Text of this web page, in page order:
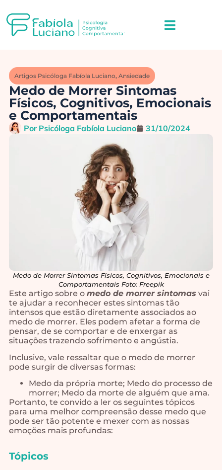
Artigos Psicóloga Fabíola Luciano, Ansiedade
Medo de Morrer Sintomas
Físicos, Cognitivos, Emocionais
e Comportamentais
PorPsicóloga Fabíola Luciano 31/10/2024
Medo de Morrer Sintomas Físicos, Cognitivos, Emocionais e
Comportamentais Foto: Freepik
Este artigo sobre o medo de morrer sintomas vai
te ajudar a reconhecer estes sintomas tão
intensos que estão diretamente associados ao
medo de morrer. Eles podem afetar a forma de
pensar, de se comportar e de enxergar as
situações trazendo sofrimento e angústia.
Inclusive, vale ressaltar que o medo de morrer
pode surgir de diversas formas:
Medo da própria morte; Medo do processo de
morrer; Medo da morte de alguém que ama.
Portanto, te convido a ler os seguintes tópicos
para uma melhor compreensão desse medo que
pode ser tão potente e mexer com as nossas
emoções mais profundas:
Tópicos